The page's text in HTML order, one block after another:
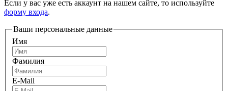
Если у вас уже есть аккаунт на нашем сайте, то используйте
форму входа.
Ваши персональные данные
Имя
Фамилия
E-Mail